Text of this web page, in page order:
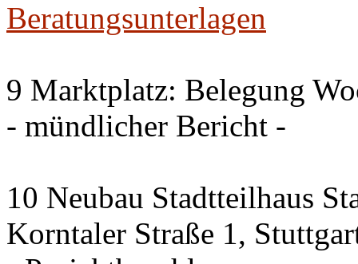
Beratungsunterlagen
9 Marktplatz: Belegung
- mündlicher Bericht -
10 Neubau Stadtteilhaus
Korntaler Straße 1,